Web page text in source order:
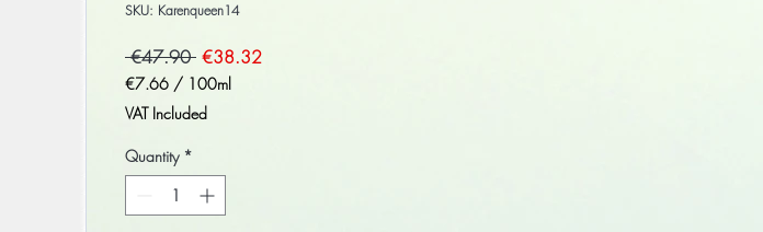
SKU: Karenqueen14
€47.90 Regular
Price
€38.32Sale
€7.66 / 100ml
€7.66
per
100
Milliliters
VAT Included
Quantity *